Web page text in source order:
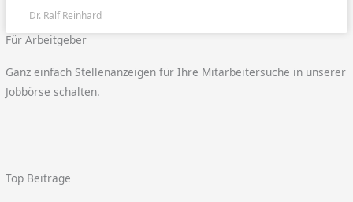
Dr. Ralf Reinhard
Für Arbeitgeber
Ganz einfach Stellenanzeigen für Ihre Mitarbeitersuche in unserer
Jobbörse schalten.
Top Beiträge